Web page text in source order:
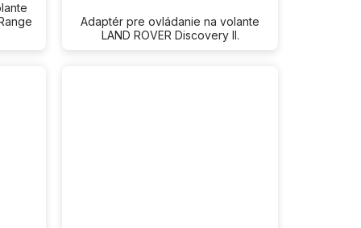
Adaptér pre ovládanie na volante
LAND ROVER Discovery II.